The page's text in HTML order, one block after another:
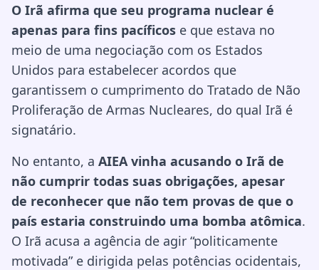
O Irã afirma que seu programa nuclear é
apenas para fins pacíficos e que estava no
meio de uma negociação com os Estados
Unidos para estabelecer acordos que
garantissem o cumprimento do Tratado de Não
Proliferação de Armas Nucleares, do qual Irã é
signatário.
No entanto, a AIEA vinha acusando o Irã de
não cumprir todas suas obrigações, apesar
de reconhecer que não tem provas de que o
país estaria construindo uma bomba atômica.
O Irã acusa a agência de agir “politicamente
motivada” e dirigida pelas potências ocidentais,